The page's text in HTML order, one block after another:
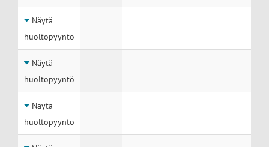
Näytä
huoltopyyntö
Näytä
huoltopyyntö
Näytä
huoltopyyntö